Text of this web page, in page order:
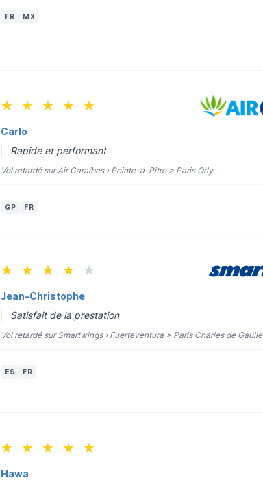
FR MX
★ ★ ★ ★ ★
Carlo
Rapide et performant
Vol retardé sur Air Caraïbes › Pointe-a-Pitre > Paris Orly
GP FR
★ ★ ★ ★ ★
Jean-Christophe
Satisfait de la prestation
Vol retardé sur Smartwings › Fuerteventura > Paris Charles de Gaulle
ES FR
★ ★ ★ ★ ★
Hawa